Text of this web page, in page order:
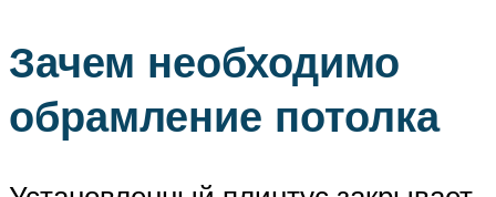
Зачем необходимо
обрамление потолка